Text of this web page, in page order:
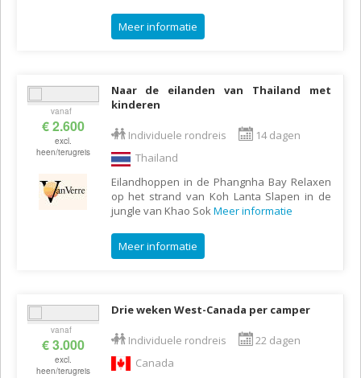
Meer informatie
vanaf
€ 2.600
excl.
heen/terugreis
Naar de eilanden van Thailand met
kinderen
Individuele rondreis
14 dagen
Thailand
Eilandhoppen in de Phangnha Bay Relaxen
op het strand van Koh Lanta Slapen in de
jungle van Khao SokMeer informatie
Meer informatie
vanaf
€ 3.000
excl.
heen/terugreis
Drie weken West-Canada per camper
Individuele rondreis
22 dagen
Canada